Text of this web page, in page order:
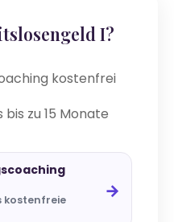
I?
kostenfrei
zu 15 Monate
kostenfreie
→